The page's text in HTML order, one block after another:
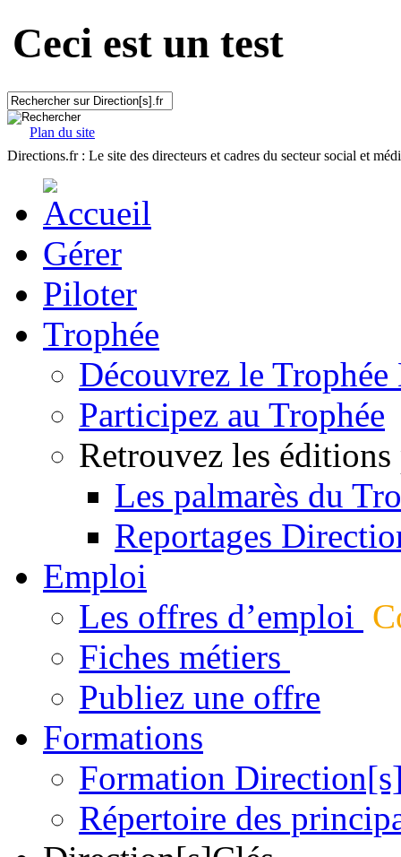
Ceci est un test
Plan du site
Directions.fr : Le site des directeurs et cadres du secteur social et
Gérer
Piloter
Trophée
Découvrez le
Participez au Trophée
Retrouvez les éditions
Les palmarès du
Reportages
Emploi
Les offres d’emploi
Fiches métiers
Publiez une offre
Formations
Formation
Répertoire des